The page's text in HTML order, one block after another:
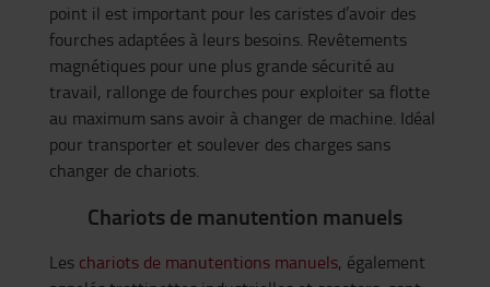
point il est important pour les caristes d’avoir des
fourches adaptées à leurs besoins. Revêtements
magnétiques pour une plus grande sécurité au
travail, rallonge de fourches pour exploiter sa flotte
au maximum sans avoir à changer de machine. Idéal
pour transporter et soulever des charges sans
changer de chariots.
Chariots de manutention manuels
Les chariots de manutentions manuels, également